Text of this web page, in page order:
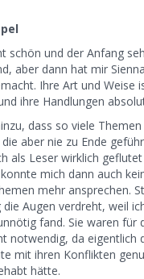
schön und der Anfang
aber dann hat mir
Ihre Art und Weise
ihre Handlungen
dass so viele Themen
aber nie zu Ende
als Leser wirklich
mich dann auch
mehr ansprechen.
Augen verdreht, weil
fand. Sie waren für
notwendig, da eigentlich
mit ihren Konflikten
hätte.